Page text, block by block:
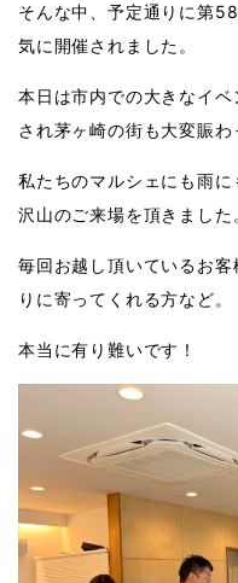
そんな中、予定通りに第58
気に開催されました。
本日は市内での大きなイ
され茅ヶ崎の街も大変賑わ
私たちのマルシェにも雨
沢山のご来場を頂きました
毎回お越し頂いているお
りに寄ってくれる方など。
本当に有り難いです！